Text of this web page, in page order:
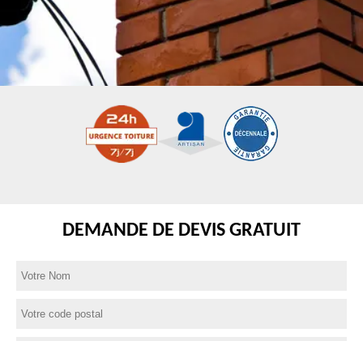
DEMANDE DE DEVIS GRATUIT